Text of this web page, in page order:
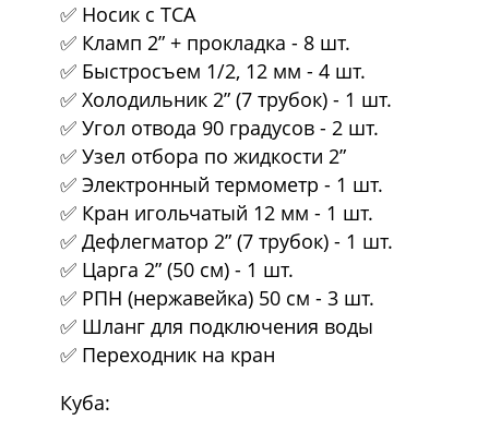
✅ Носик с ТСА
✅ Кламп 2” + прокладка - 8 шт.
✅ Быстросъем 1/2, 12 мм - 4 шт.
✅ Холодильник 2” (7 трубок) - 1 шт.
✅ Угол отвода 90 градусов - 2 шт.
✅ Узел отбора по жидкости 2”
✅ Электронный термометр - 1 шт.
✅ Кран игольчатый 12 мм - 1 шт.
✅ Дефлегматор 2” (7 трубок) - 1 шт.
✅ Царга 2” (50 см) - 1 шт.
✅ РПН (нержавейка) 50 см - 3 шт.
✅ Шланг для подключения воды
✅ Переходник на кран
Куба: